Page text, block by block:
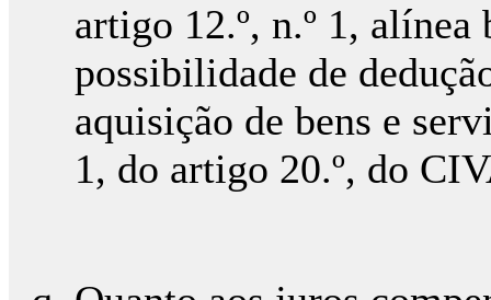
artigo 12.º, n.º 1, alínea
possibilidade de
aquisição de bens e
1, do artigo 20.º, do